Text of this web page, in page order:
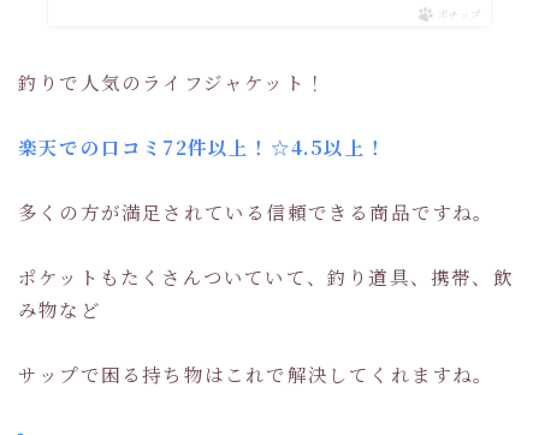
ポチップ
釣りで人気のライフジャケット！
楽天での口コミ72件以上！☆4.5以上！
多くの方が満足されている信頼できる商品ですね。
ポケットもたくさんついていて、釣り道具、携帯、飲
み物など
サップで困る持ち物はこれで解決してくれますね。